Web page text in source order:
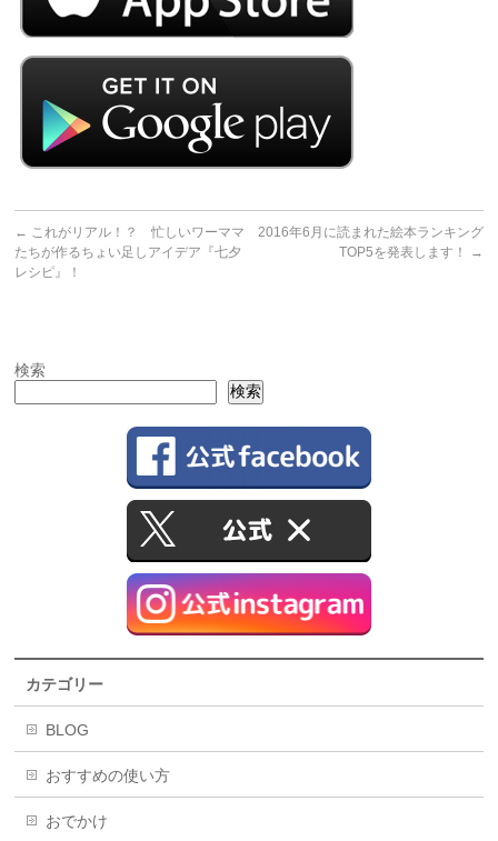
← これがリアル！？ 忙しいワーママ
たちが作るちょい足しアイデア『七夕
レシピ』！
2016年6月に読まれた絵本ランキング
TOP5を発表します！
→
検索
検索
カテゴリー
BLOG
おすすめの使い方
おでかけ